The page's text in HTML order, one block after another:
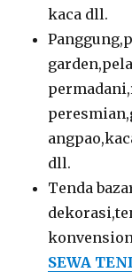
kaca dll.
dll.
Tenda
SEWA